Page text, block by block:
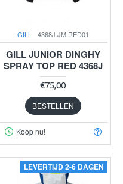
GILL 4368J.JM.RED01
GILL JUNIOR DINGHY
SPRAY TOP RED 4368J
€75,00
BESTELLEN
Koop nu!
LEVERTIJD 2-6 DAGEN